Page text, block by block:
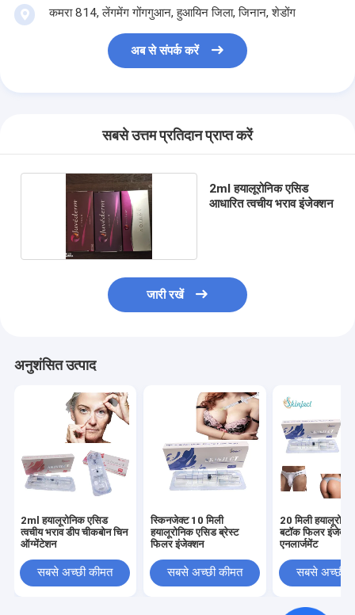
कमरा 814, लेंगमेंग गोंगगुआन, हुआयिन जिला, जिनान, शेडोंग
अब से संपर्क करें
सबसे उत्तम प्रतिदान प्राप्त करें
2ml हयालूरोनिक एसिड
आधारित त्वचीय भराव इंजेक्शन
जारी रखें
अनुशंसित उत्पाद
2ml हयालूरोनिक एसिड
त्वचीय भराव डीप चीकबोन चिन
ऑग्मेंटेशन
सबसे अच्छी कीमत
स्किनजेक्ट 10 मिली
हयालूरोनिक एसिड ब्रेस्ट
फिलर इंजेक्शन
सबसे अच्छी कीमत
20 मिली
बटॉक फिलर
एनलार्जमेंट
सबसे अच्छी